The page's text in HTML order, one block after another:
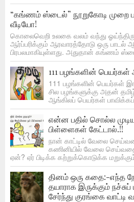
“கங்ணம் ஸ்டைல்” நூறுகோடி முறை
வீடியோ!
கொலைவெறி உலகை வலம் வந்து
ஆர்ப்பரிக்கும் ஆரவாரத்தோடு ஒரு பாடல்
பிரபலமாகியுள்ளது. அதுதான் கங்ணம்
111 பழங்களின் பெயர்கள்
111 பழங்களின் பெயர்கள்
சில பழங்களுக்கு அதன்
ஆங்கிலப் பெயர்கள்
என்ன பதில் சொல்ல
பிள்ளைகள் கேட்டால்.!!
நான் காட்டில் வேலை
கணினியில் வேலை
ஏன்? ஏர் பிடிக்க கற்றுக்கொடுக்க
தினம் ஒரு கதை:-எந்த
தயாராக இருக்கும்
சேர்ந்து குரங்கை